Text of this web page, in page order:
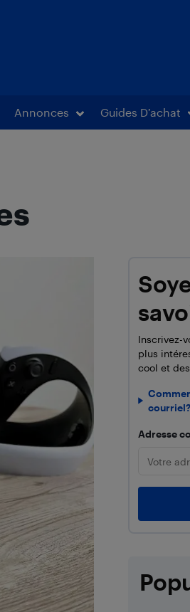
Annonces Guides D’achat
Inscrivez-
plus
cool et
courriel?
Adresse